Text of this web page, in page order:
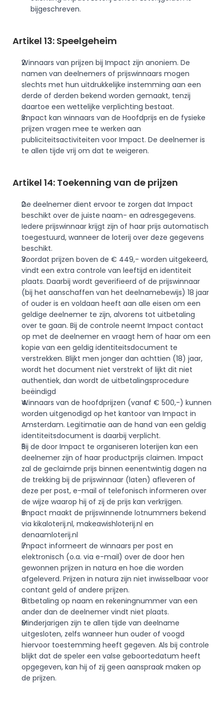
bijgeschreven.
Artikel 13: Speelgeheim
Winnaars van prijzen bij Impact zijn anoniem. De
namen van deelnemers of prijswinnaars mogen
slechts met hun uitdrukkelijke instemming aan een
derde of derden bekend worden gemaakt, tenzij
daartoe een wettelijke verplichting bestaat.
Impact kan winnaars van de Hoofdprijs en de fysieke
prijzen vragen mee te werken aan
publiciteitsactiviteiten voor Impact. De deelnemer is
te allen tijde vrij om dat te weigeren.
Artikel 14: Toekenning van de prijzen
De deelnemer dient ervoor te zorgen dat Impact
beschikt over de juiste naam- en adresgegevens.
Iedere prijswinnaar krijgt zijn of haar prijs automatisch
toegestuurd, wanneer de loterij over deze gegevens
beschikt.
Voordat prijzen boven de € 449,- worden uitgekeerd,
vindt een extra controle van leeftijd en identiteit
plaats. Daarbij wordt geverifieerd of de prijswinnaar
(bij het aanschaffen van het deelnamebewijs) 18 jaar
of ouder is en voldaan heeft aan alle eisen om een
geldige deelnemer te zijn, alvorens tot uitbetaling
over te gaan. Bij de controle neemt Impact contact
op met de deelnemer en vraagt hem of haar om een
kopie van een geldig identiteitsdocument te
verstrekken. Blijkt men jonger dan achttien (18) jaar,
wordt het document niet verstrekt of lijkt dit niet
authentiek, dan wordt de uitbetalingsprocedure
beëindigd
Winnaars van de hoofdprijzen (vanaf € 500,-) kunnen
worden uitgenodigd op het kantoor van Impact in
Amsterdam. Legitimatie aan de hand van een geldig
identiteitsdocument is daarbij verplicht.
Bij de door Impact te organiseren loterijen kan een
deelnemer zijn of haar productprijs claimen. Impact
zal de geclaimde prijs binnen eenentwintig dagen na
de trekking bij de prijswinnaar (laten) afleveren of
deze per post, e-mail of telefonisch informeren over
de wijze waarop hij of zij de prijs kan verkrijgen.
Impact maakt de prijswinnende lotnummers bekend
via kikaloterij.nl, makeawishloterij.nl
denaamloterij.nl
Impact informeert de winnaars per post en
elektronisch (o.a. via e-mail) over de door hen
gewonnen prijzen in natura en hoe die worden
afgeleverd. Prijzen in natura zijn niet inwisselbaar voor
contant geld of andere prijzen.
Uitbetaling op naam en rekeningnummer van een
ander dan de deelnemer vindt niet plaats.
Minderjarigen zijn te allen tijde van deelname
uitgesloten, zelfs wanneer hun ouder of voogd
hiervoor toestemming heeft gegeven. Als bij controle
blijkt dat de speler een valse geboortedatum heeft
opgegeven, kan hij of zij geen aanspraak maken op
de prijzen.